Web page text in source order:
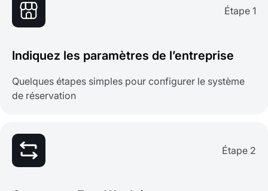
Étape 1
Indiquez les paramètres de l’entreprise
Quelques étapes simples pour configurer le système
de réservation
Étape 2